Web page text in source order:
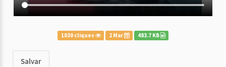
1030 cliques 2 Mar 483.7 KB
Salvar